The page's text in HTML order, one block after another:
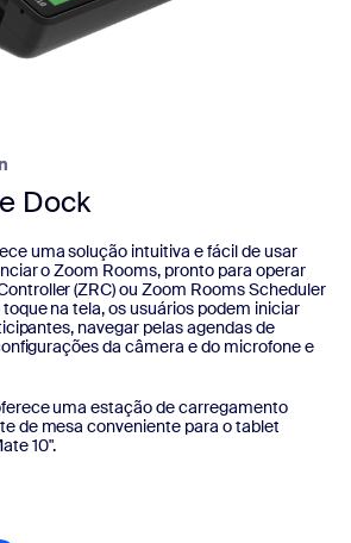
Dock
uma solução intuitiva e fácil de usar
o Zoom Rooms, pronto para operar
(ZRC) ou Zoom Rooms Scheduler
na tela, os usuários podem iniciar
navegar pelas agendas de
da câmera e do microfone e
uma estação de carregamento
de mesa conveniente para o tablet
10".